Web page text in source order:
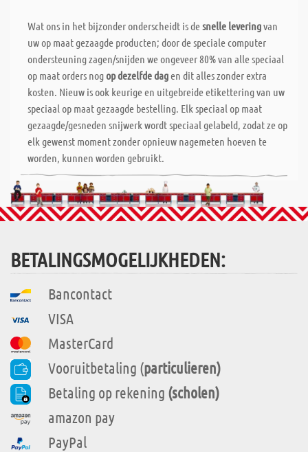
Wat ons in het bijzonder onderscheidt is desnelle leveringvan
uw op maat gezaagde producten; door de speciale computer
ondersteuning zagen/snijden we ongeveer 80% van alle speciaal
op maat orders nogop dezelfde dagen dit alles zonder extra
kosten. Nieuw is ook keurige en uitgebreide etikettering van uw
speciaal op maat gezaagde bestelling. Elk speciaal op maat
gezaagde/gesneden snijwerk wordt speciaal gelabeld, zodat ze op
elk gewenst moment zonder opnieuw nagemeten hoeven te
worden, kunnen worden gebruikt.
BETALINGSMOGELIJKHEDEN:
Bancontact
VISA
MasterCard
Vooruitbetaling (particulieren)
Betaling op rekening (scholen)
amazon pay
PayPal